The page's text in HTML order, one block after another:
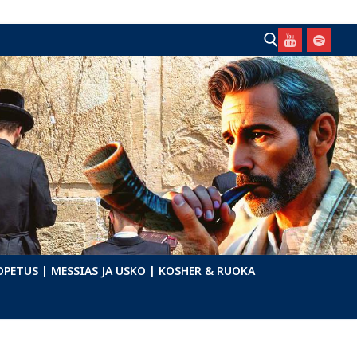
Hae:
| MESSIAS JA USKO | KOSHER & RUOKA